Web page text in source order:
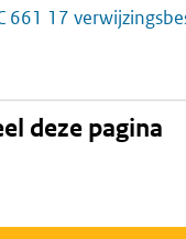
661 17
deze pagina